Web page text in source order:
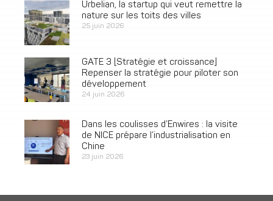
Urbelian, la startup qui veut remettre la
nature sur les toits des villes
25 juin 2026
GATE 3 [Stratégie et croissance]
Repenser la stratégie pour piloter son
développement
24 juin 2026
Dans les coulisses d’Enwires : la visite
de NICE prépare l’industrialisation en
Chine
23 juin 2026